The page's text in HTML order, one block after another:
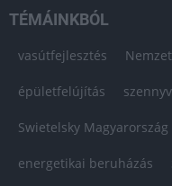
TÉMÁINKBÓL
vasútfejlesztés
épületfelújítás
Swietelsky Magyarország
energetikai beruházás